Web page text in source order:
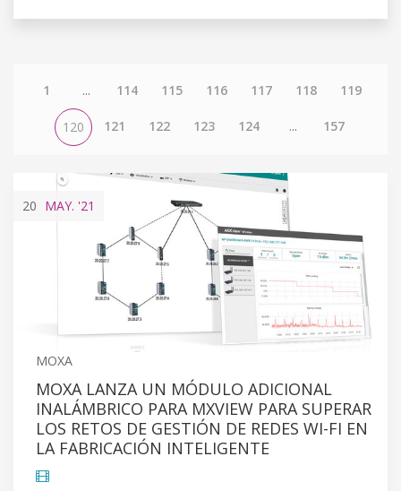
1 ... 114 115 116 117 118 119
120 121 122 123 124 ... 157
20 MAY. '21
MOXA
MOXA LANZA UN MÓDULO ADICIONAL
INALÁMBRICO PARA MXVIEW PARA SUPERAR
LOS RETOS DE GESTIÓN DE REDES WI-FI EN
LA FABRICACIÓN INTELIGENTE